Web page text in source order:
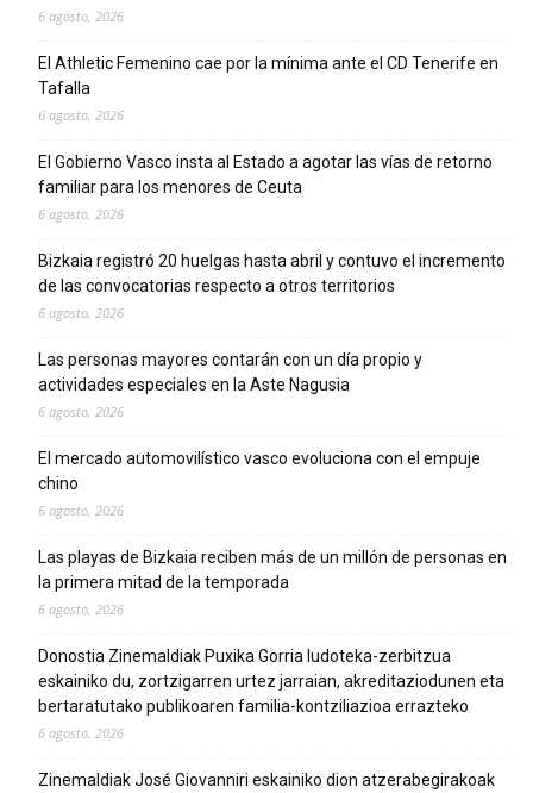
6 agosto, 2026
El Athletic Femenino cae por la mínima ante el CD Tenerife en
Tafalla
6 agosto, 2026
El Gobierno Vasco insta al Estado a agotar las vías de retorno
familiar para los menores de Ceuta
6 agosto, 2026
Bizkaia registró 20 huelgas hasta abril y contuvo el incremento
de las convocatorias respecto a otros territorios
6 agosto, 2026
Las personas mayores contarán con un día propio y
actividades especiales en la Aste Nagusia
6 agosto, 2026
El mercado automovilístico vasco evoluciona con el empuje
chino
6 agosto, 2026
Las playas de Bizkaia reciben más de un millón de personas en
la primera mitad de la temporada
6 agosto, 2026
Donostia Zinemaldiak Puxika Gorria ludoteka-zerbitzua
eskainiko du, zortzigarren urtez jarraian, akreditaziodunen eta
bertaratutako publikoaren familia-kontziliazioa errazteko
6 agosto, 2026
Zinemaldiak José Giovanniri eskainiko dion atzerabegirakoak